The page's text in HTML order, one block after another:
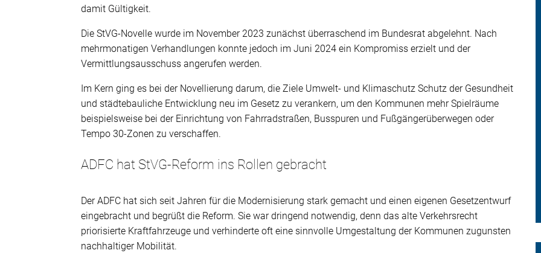
damit Gültigkeit.
Die StVG-Novelle wurde im November 2023 zunächst überraschend im Bundesrat abgelehnt. Nach
mehrmonatigen Verhandlungen konnte jedoch im Juni 2024 ein Kompromiss erzielt und der
Vermittlungsausschuss angerufen werden.
Im Kern ging es bei der Novellierung darum, die Ziele Umwelt- und Klimaschutz Schutz der Gesundheit
und städtebauliche Entwicklung neu im Gesetz zu verankern, um den Kommunen mehr Spielräume
beispielsweise bei der Einrichtung von Fahrradstraßen, Busspuren und Fußgängerüberwegen oder
Tempo 30-Zonen zu verschaffen.
ADFC hat StVG-Reform ins Rollen gebracht
Der ADFC hat sich seit Jahren für die Modernisierung stark gemacht und einen eigenen Gesetzentwurf
eingebracht und begrüßt die Reform. Sie war dringend notwendig, denn das alte Verkehrsrecht
priorisierte Kraftfahrzeuge und verhinderte oft eine sinnvolle Umgestaltung der Kommunen zugunsten
nachhaltiger Mobilität.